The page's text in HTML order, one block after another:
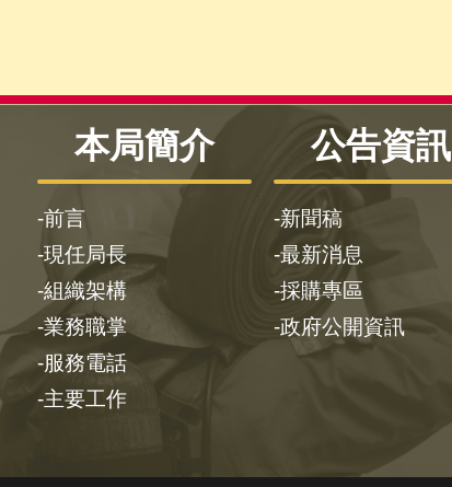
本局簡介
前言
現任局長
組織架構
業務職掌
服務電話
主要工作
公告資訊
新聞稿
最新消息
採購專區
政府公開資訊